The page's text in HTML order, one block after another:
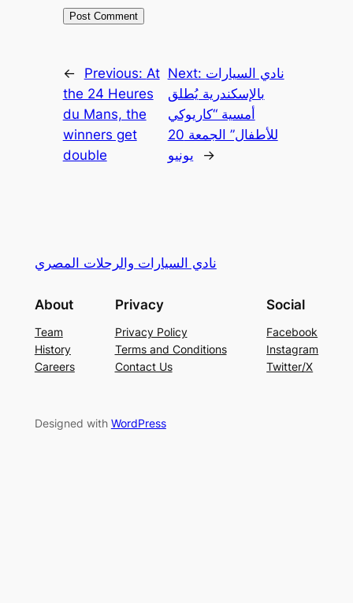
← Previous: At
the 24 Heures
du Mans, the
winners get
double
Next: نادي السيارات
بالإسكندرية يُطلق
أمسية “كاريوكي
للأطفال” الجمعة 20
يونيو
→
نادي السيارات والرحلات المصري
About
Team
History
Careers
Privacy
Privacy Policy
Terms and Conditions
Contact Us
Social
Facebook
Instagram
Twitter/X
Designed with WordPress